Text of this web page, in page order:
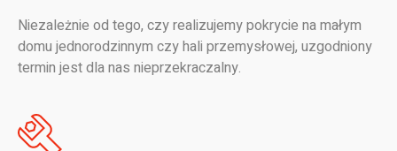
Niezależnie od tego, czy realizujemy pokrycie na małym
domu jednorodzinnym czy hali przemysłowej, uzgodniony
termin jest dla nas nieprzekraczalny.